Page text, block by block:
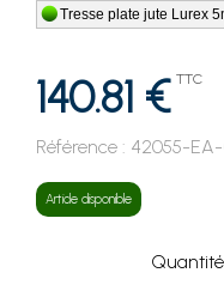
Tresse plate jute Lurex
140.81 € TTC
Référence : 42055-
Article disponible